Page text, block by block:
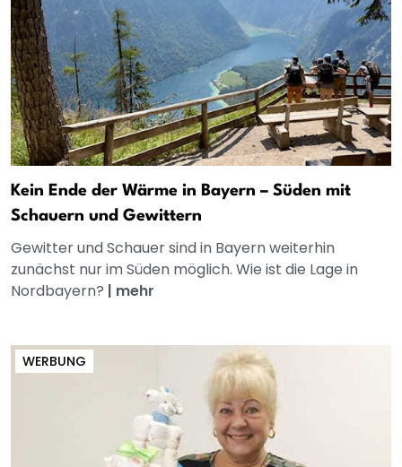
Kein Ende der Wärme in Bayern – Süden mit
Schauern und Gewittern
Gewitter und Schauer sind in Bayern weiterhin
zunächst nur im Süden möglich. Wie ist die Lage in
Nordbayern? | mehr
WERBUNG